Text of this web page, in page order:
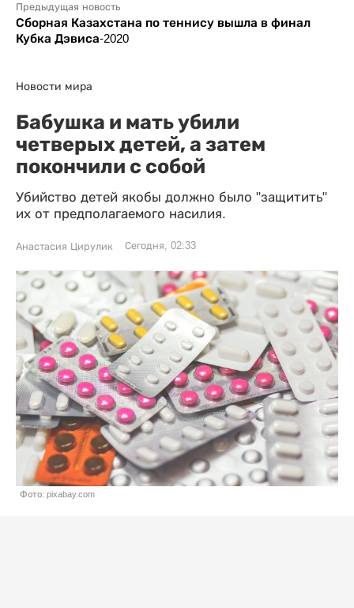
Предыдущая новость
Сборная Казахстана по теннису вышла в финал
Кубка Дэвиса-2020
Новости мира
Бабушка и мать убили
четверых детей, а затем
покончили с собой
Убийство детей якобы должно было "защитить"
их от предполагаемого насилия.
Анастасия Цирулик Сегодня, 02:33
Фото: pixabay.com